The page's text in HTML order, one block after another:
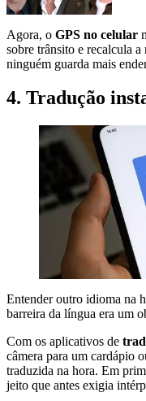
Agora, o GPS no celular
sobre trânsito e recalcula
ninguém guarda mais
4. Tradução
Entender outro idioma na
barreira da língua era um
Com os aplicativos de
câmera para um cardápio
traduzida na hora. Em
jeito que antes exigia